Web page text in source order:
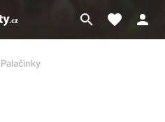
Přejít
na
Moje
Palačinky